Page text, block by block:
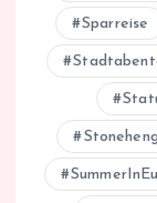
Sparreise